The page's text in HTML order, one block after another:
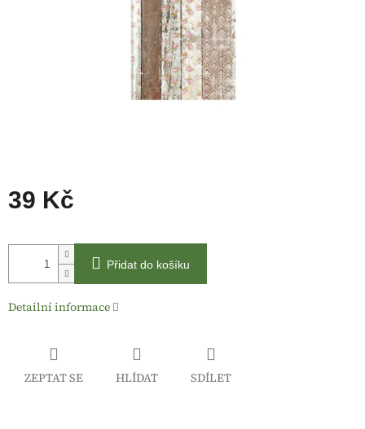
39 Kč
cena:
Přidat do košíku
Detailní informace
ZEPTAT SE HLÍDAT SDÍLET